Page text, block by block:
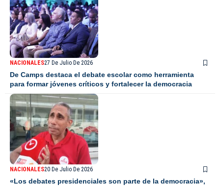
NACIONALES27 De Julio De 2026
De Camps destaca el debate escolar como herramienta
para formar jóvenes críticos y fortalecer la democracia
NACIONALES20 De Julio De 2026
«Los debates presidenciales son parte de la democracia»,